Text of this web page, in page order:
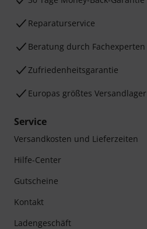
Reparaturservice
Beratung durch Fachexperten
Zufriedenheitsgarantie
Europas größtes Versandlager
Service
Versandkosten und Lieferzeiten
Hilfe-Center
Gutscheine
Kontakt
Ladengeschäft